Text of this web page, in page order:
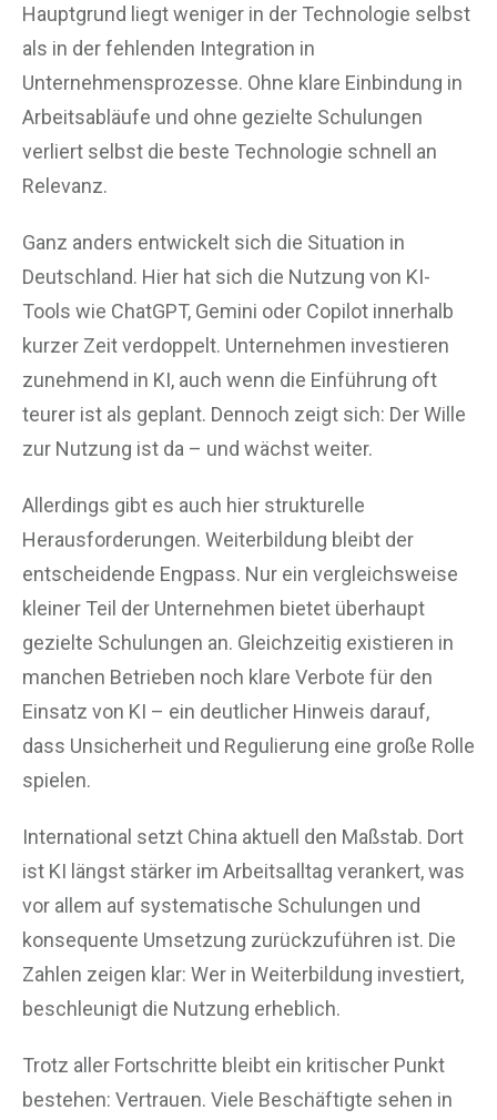
Hauptgrund liegt weniger in der Technologie selbst
als in der fehlenden Integration in
Unternehmensprozesse. Ohne klare Einbindung in
Arbeitsabläufe und ohne gezielte Schulungen
verliert selbst die beste Technologie schnell an
Relevanz.
Ganz anders entwickelt sich die Situation in
Deutschland. Hier hat sich die Nutzung von KI-
Tools wie ChatGPT, Gemini oder Copilot innerhalb
kurzer Zeit verdoppelt. Unternehmen investieren
zunehmend in KI, auch wenn die Einführung oft
teurer ist als geplant. Dennoch zeigt sich: Der Wille
zur Nutzung ist da – und wächst weiter.
Allerdings gibt es auch hier strukturelle
Herausforderungen. Weiterbildung bleibt der
entscheidende Engpass. Nur ein vergleichsweise
kleiner Teil der Unternehmen bietet überhaupt
gezielte Schulungen an. Gleichzeitig existieren in
manchen Betrieben noch klare Verbote für den
Einsatz von KI – ein deutlicher Hinweis darauf,
dass Unsicherheit und Regulierung eine große Rolle
spielen.
International setzt China aktuell den Maßstab. Dort
ist KI längst stärker im Arbeitsalltag verankert, was
vor allem auf systematische Schulungen und
konsequente Umsetzung zurückzuführen ist. Die
Zahlen zeigen klar: Wer in Weiterbildung investiert,
beschleunigt die Nutzung erheblich.
Trotz aller Fortschritte bleibt ein kritischer Punkt
bestehen: Vertrauen. Viele Beschäftigte sehen in